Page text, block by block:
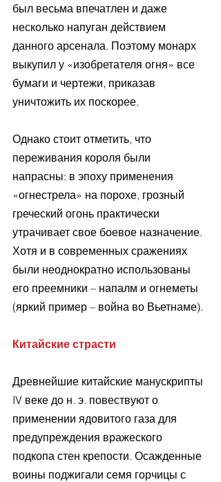
был весьма впечатлен и даже
несколько напуган действием
данного арсенала. Поэтому монарх
выкупил у «изобретателя огня» все
бумаги и чертежи, приказав
уничтожить их поскорее.
Однако стоит отметить, что
переживания короля были
напрасны: в эпоху применения
«огнестрела» на порохе, грозный
греческий огонь практически
утрачивает свое боевое назначение.
Хотя и в современных сражениях
были неоднократно использованы
его преемники – напалм и огнеметы
(яркий пример – война во Вьетнаме).
Китайские страсти
Древнейшие китайские манускрипты
IV веке до н. э. повествуют о
применении ядовитого газа для
предупреждения вражеского
подкопа стен крепости. Осажденные
воины поджигали семя горчицы с